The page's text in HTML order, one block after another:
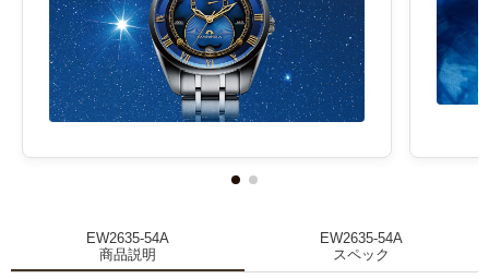
EW2635-54A
商品説明
EW2635-54A
スペック